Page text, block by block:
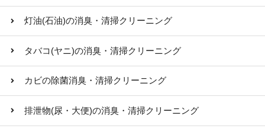
灯油(石油)の消臭・清掃クリーニング
タバコ(ヤニ)の消臭・清掃クリーニング
カビの除菌消臭・清掃クリーニング
排泄物(尿・大便)の消臭・清掃クリーニング